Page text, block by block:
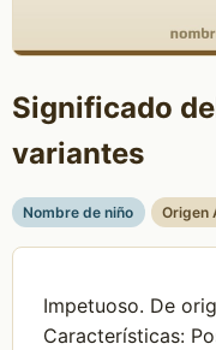
Significado
variantes
Nombre de niño Origen
Impetuoso. De
Características: